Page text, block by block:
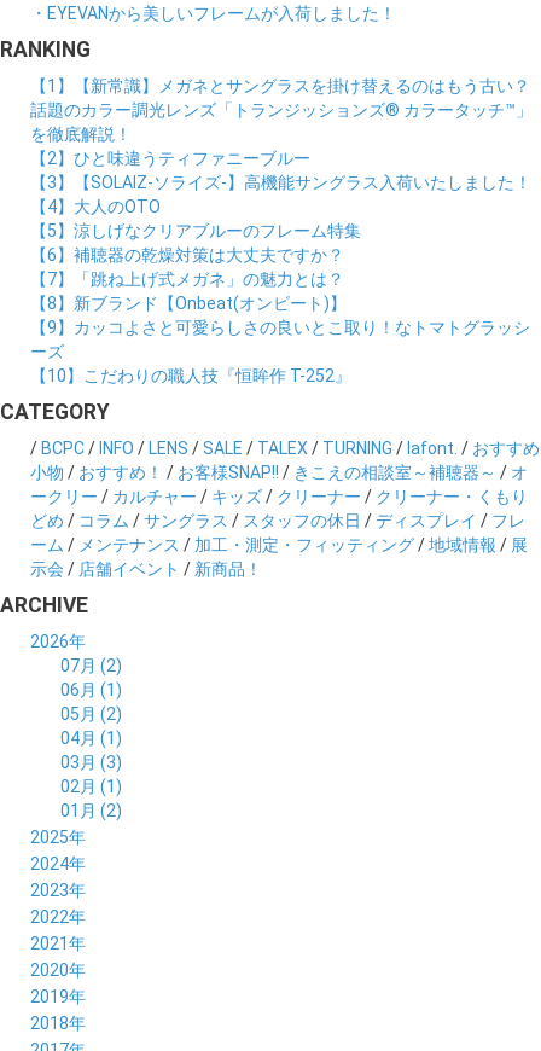
・EYEVANから美しいフレームが入荷しました！
RANKING
【1】【新常識】メガネとサングラスを掛け替えるのはもう古い？
話題のカラー調光レンズ「トランジッションズ® カラータッチ™」
を徹底解説！
【2】ひと味違うティファニーブルー
【3】【SOLAIZ-ソライズ-】高機能サングラス入荷いたしました！
【4】大人のOTO
【5】涼しげなクリアブルーのフレーム特集
【6】補聴器の乾燥対策は大丈夫ですか？
【7】「跳ね上げ式メガネ」の魅力とは？
【8】新ブランド【Onbeat(オンビート)】
【9】カッコよさと可愛らしさの良いとこ取り！なトマトグラッシ
ーズ
【10】こだわりの職人技『恒眸作 T-252』
CATEGORY
/ BCPC/ INFO / LENS /SALE / TALEX / TURNING / lafont. / おすすめ
小物 / おすすめ！ / お客様SNAP!! / きこえの相談室～補聴器～ / オ
ークリー / カルチャー / キッズ/ クリーナー / クリーナー・くもり
どめ / コラム /サングラス / スタッフの休日 /ディスプレイ / フレ
ーム / メンテナンス / 加工・測定・フィッティング/地域情報 / 展
示会 / 店舗イベント / 新商品！
ARCHIVE
2026年
07月 (2)
06月 (1)
05月 (2)
04月 (1)
03月 (3)
02月 (1)
01月 (2)
2025年
12月 (2)
11月 (2)
10月 (3)
09月 (3)
08月 (4)
07月 (4)
06月 (4)
05月 (4)
2024年
12月 (6)
11月 (5)
10月 (4)
09月 (6)
08月 (5)
07月 (5)
06月 (4)
2023年
12月 (5)
11月 (4)
10月 (5)
09月 (6)
08月 (7)
07月 (7)
2022年
12月 (9)
11月 (5)
10月 (8)
09月 (7)
08月 (5)
2021年
12月 (5)
11月 (5)
10月 (5)
09月 (5)
2020年
12月 (7)
11月 (6)
10月 (8)
2019年
12月 (8)
11月 (9)
2018年
12月 (8)